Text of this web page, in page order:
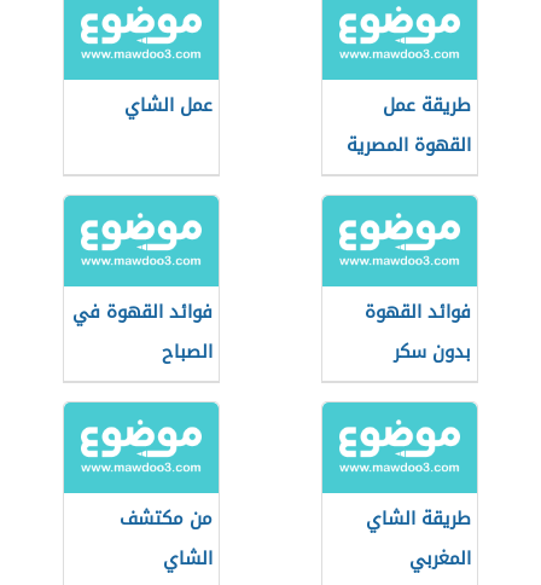
طريقة عمل
القهوة المصرية
عمل الشاي
فوائد القهوة
بدون سكر
فوائد القهوة في
الصباح
طريقة الشاي
المغربي
من مكتشف
الشاي